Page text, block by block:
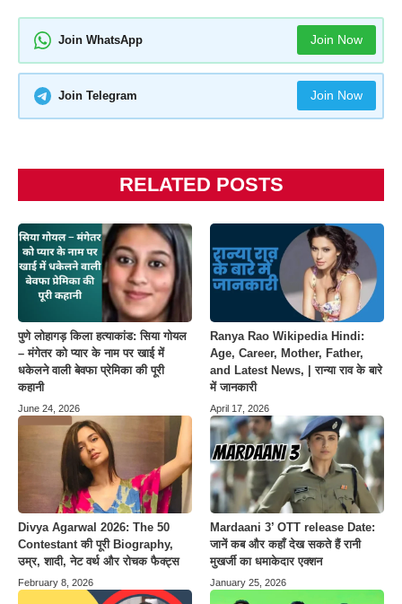
Join WhatsApp Join Now
Join Telegram Join Now
RELATED POSTS
पुणे लोहागड़ किला हत्याकांड: सिया गोयल
– मंगेतर को प्यार के नाम पर खाई में
धकेलने वाली बेवफा प्रेमिका की पूरी
कहानी
June 24, 2026
Ranya Rao Wikipedia Hindi:
Age, Career, Mother, Father,
and Latest News, | रान्या राव के बारे
में जानकारी
April 17, 2026
Divya Agarwal 2026: The 50
Contestant की पूरी Biography,
उम्र, शादी, नेट वर्थ और रोचक फैक्ट्स
February 8, 2026
Mardaani 3’ OTT release Date:
जानें कब और कहाँ देख सकते हैं रानी
मुखर्जी का धमाकेदार एक्शन
January 25, 2026